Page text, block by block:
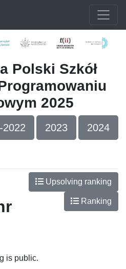
Polski Szkół
2025
2022 2023 2024
Upsolving ranking
Ranking
is public.